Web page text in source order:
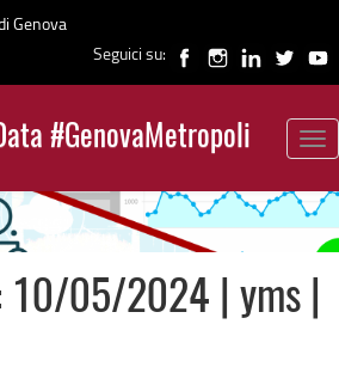
Genova
Seguici su:
#GenovaMetropoli
10/05/2024 | yms |